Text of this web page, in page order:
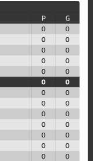
P
G
0
0
0
0
0
0
0
0
0
0
0
0
0
0
0
0
0
0
0
0
0
0
0
0
0 0